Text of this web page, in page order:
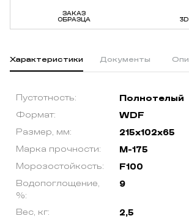
ЗАКАЗ
ОБРАЗЦА
Характеристики Документы
Пустотность: Полнотелый
Формат: WDF
Размер, мм: 215х102х65
Марка прочности: М-175
Морозостойкость: F100
Водопоглощение,
%:
9
Вес, кг: 2,5